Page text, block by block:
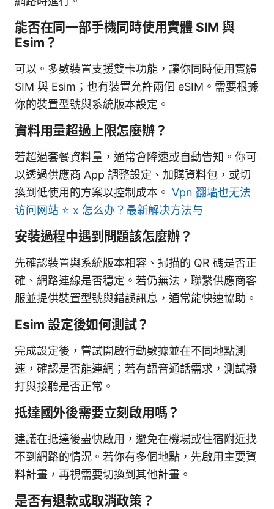
能否在同一部手機同時使用實體 SIM 與
Esim？
可以。多數裝置支援雙卡功能，讓你同時使用實體
SIM 與 Esim；也有裝置允許兩個 eSIM。需要根據
你的裝置型號與系統版本設定。
資料用量超過上限怎麼辦？
若超過套餐資料量，通常會降速或自動告知。你可
以透過供應商 App 調整設定、加購資料包，或切
換到低使用的方案以控制成本。 Vpn 翻墙也无法
访问网站 ⭐ x 怎么办？最新解决方法与
安裝過程中遇到問題該怎麼辦？
先確認裝置與系統版本相容、掃描的 QR 碼是否正
確、網路連線是否穩定。若仍無法，聯繫供應商客
服並提供裝置型號與錯誤訊息，通常能快速協助。
Esim 設定後如何測試？
完成設定後，嘗試開啟行動數據並在不同地點測
速，確認是否能連網；若有語音通話需求，測試撥
打與接聽是否正常。
抵達國外後需要立刻啟用嗎？
建議在抵達後盡快啟用，避免在機場或住宿附近找
不到網路的情況。若你有多個地點，先啟用主要資
料計畫，再視需要切換到其他計畫。
是否有退款或取消政策？